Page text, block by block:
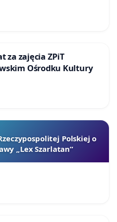
za zajęcia ZPiT
Ośrodku Kultury
Polskiej o
„Lex Szarlatan”